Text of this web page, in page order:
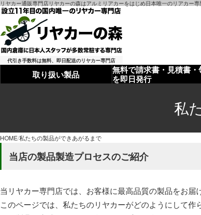
リヤカー通販専門店リヤカーの森はアルミリアカーをはじめ日本唯一のリアカー
代引き手数料は無料、即日配送のリヤカー専門店
取り扱い製品
無料で請求書・見積書・
を即日発行
私
HOME私たちの製品ができあがるまで
当店の製品製造プロセスのご紹介
当リヤカー専門店では、お客様に最高品質の製品をお届
このページでは、私たちのリヤカーがどのようにして